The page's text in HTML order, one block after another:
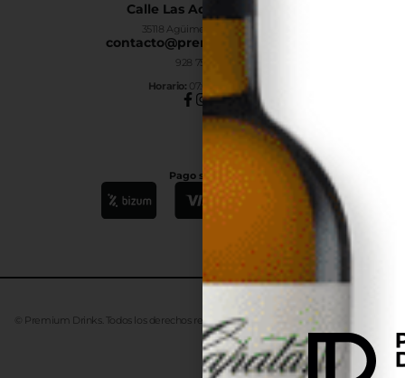
Calle Las Adelfas Nº6-B
35118 Agüimes, Las Palmas
contacto@premiumdrinks.es
928 754 363
Horario: 07:00h a 15:00h
Pago seguro
© Premium Drinks. Todos los derechos reservados. Desarrollado Advanze